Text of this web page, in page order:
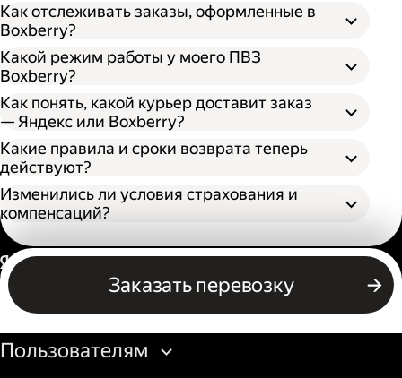
Как отслеживать заказы, оформленные в
Boxberry?
Какой режим работы у моего ПВЗ
Boxberry?
Как понять, какой курьер доставит заказ
— Яндекс или Boxberry?
Какие правила и сроки возврата теперь
действуют?
Изменились ли условия страхования и
компенсаций?
Заказать перевозку
Россия
Бизнесу
Пользователям